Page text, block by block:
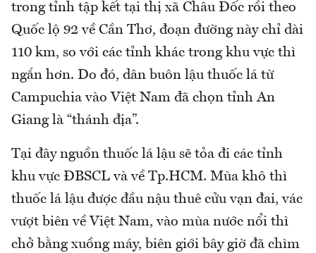
trong tỉnh tập kết tại thị xã Châu Đốc rồi theo
Quốc lộ 92 về Cần Thơ, đoạn đường này chỉ dài
110 km, so với các tỉnh khác trong khu vực thì
ngắn hơn. Do đó, dân buôn lậu thuốc lá từ
Campuchia vào Việt Nam đã chọn tỉnh An
Giang là “thánh địa”.
Tại đây nguồn thuốc lá lậu sẽ tỏa đi các tỉnh
khu vực ĐBSCL và về Tp.HCM. Mùa khô thì
thuốc lá lậu được đầu nậu thuê cửu vạn đai, vác
vượt biên về Việt Nam, vào mùa nước nổi thì
chở bằng xuồng máy, biên giới bây giờ đã chìm